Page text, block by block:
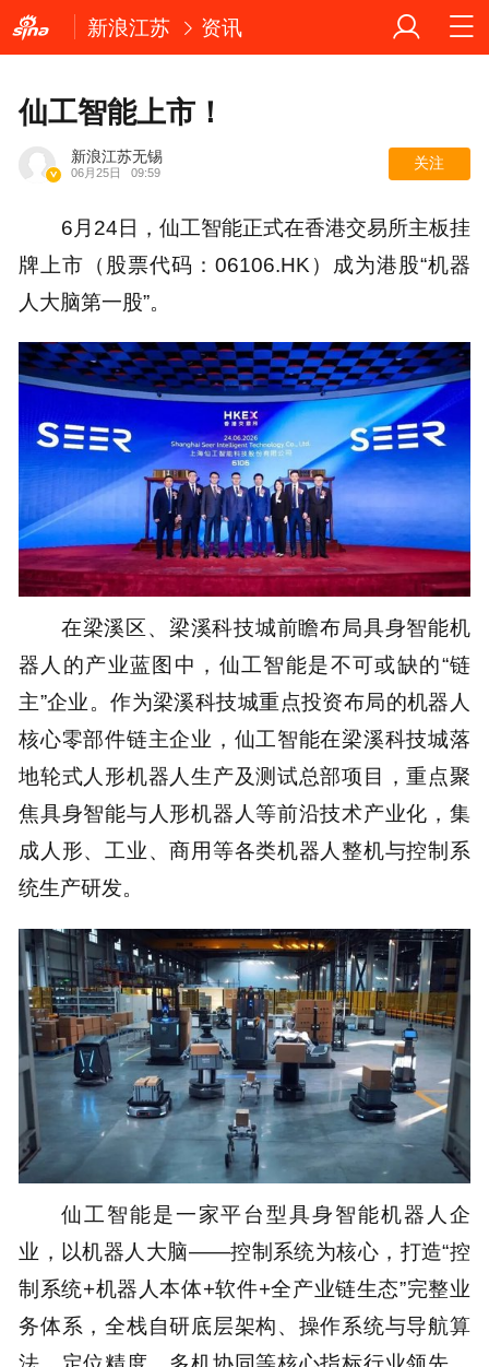
新浪江苏 资讯
仙工智能上市！
新浪江苏无锡
06月25日 09:59
关注
6月24日，仙工智能正式在香港交易所主板挂
牌上市（股票代码：06106.HK）成为港股“机器
人大脑第一股”。
在梁溪区、梁溪科技城前瞻布局具身智能机
器人的产业蓝图中，仙工智能是不可或缺的“链
主”企业。作为梁溪科技城重点投资布局的机器人
核心零部件链主企业，仙工智能在梁溪科技城落
地轮式人形机器人生产及测试总部项目，重点聚
焦具身智能与人形机器人等前沿技术产业化，集
成人形、工业、商用等各类机器人整机与控制系
统生产研发。
仙工智能是一家平台型具身智能机器人企
业，以机器人大脑——控制系统为核心，打造“控
制系统+机器人本体+软件+全产业链生态”完整业
务体系，全栈自研底层架构、操作系统与导航算